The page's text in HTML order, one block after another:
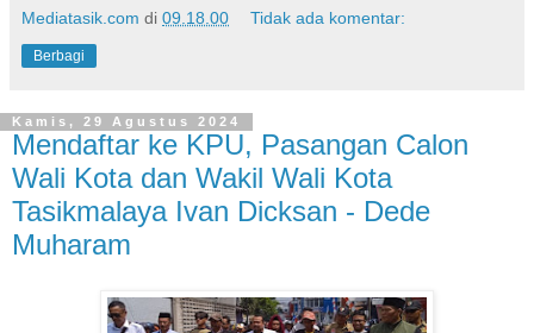
Mediatasik.com di 09.18.00 Tidak ada komentar:
Berbagi
Kamis, 29 Agustus 2024
Mendaftar ke KPU, Pasangan Calon
Wali Kota dan Wakil Wali Kota
Tasikmalaya Ivan Dicksan - Dede
Muharam